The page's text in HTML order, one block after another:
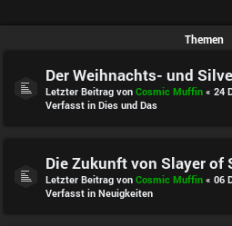
Themen
Der Weihnachts- und
Letzter Beitrag von Cosmic Muffin « 24
Verfasst in Dies und Das
Die Zukunft von Slayer of
Letzter Beitrag von Cosmic Muffin « 06
Verfasst in Neuigkeiten